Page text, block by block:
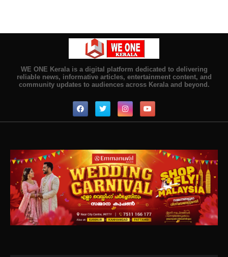
WE ONE Kerala is a digital platform dedicated to delivering
reliable news, informative articles, entertainment content, and
community updates to audiences across Kerala and beyond.